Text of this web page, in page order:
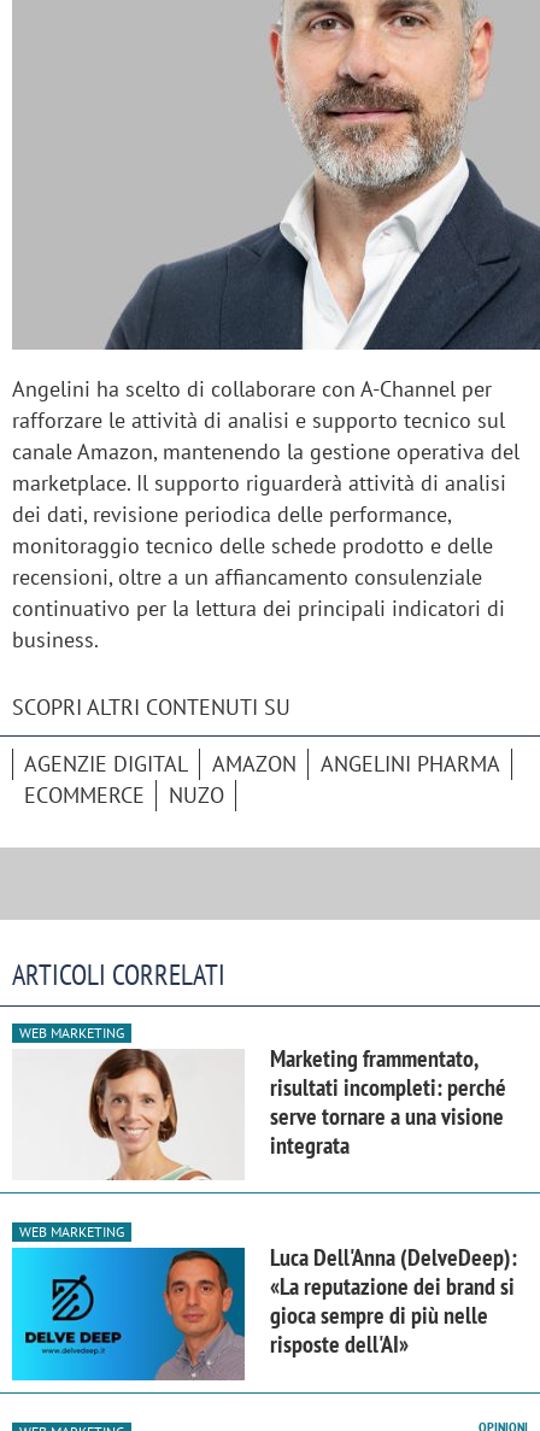
Angelini ha scelto di collaborare con A‑Channel per
rafforzare le attività di analisi e supporto tecnico sul
canale Amazon, mantenendo la gestione operativa del
marketplace. Il supporto riguarderà attività di analisi
dei dati, revisione periodica delle performance,
monitoraggio tecnico delle schede prodotto e delle
recensioni, oltre a un affiancamento consulenziale
continuativo per la lettura dei principali indicatori di
business.
SCOPRI ALTRI CONTENUTI SU
AGENZIE DIGITAL AMAZON
ANGELINI PHARMA
ECOMMERCE
NUZO
ARTICOLI CORRELATI
WEB MARKETING
Marketing frammentato,
risultati incompleti: perché
serve tornare a una visione
integrata
WEB MARKETING
Luca Dell'Anna (DelveDeep):
«La reputazione dei brand si
gioca sempre di più nelle
risposte dell'AI»
OPINIONI